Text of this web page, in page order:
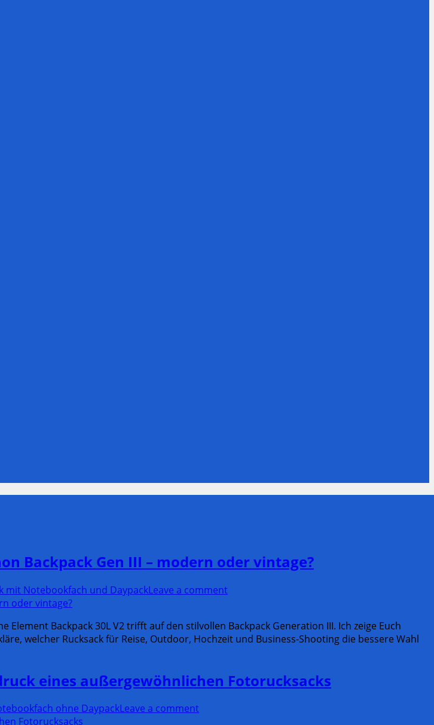
Backpack Gen III – modern oder vintage?
mit Notebookfach und DaypackLeave a comment
Backpack 30L V2 trifft auf den stilvollen Backpack Generation III. Ich zeige Euch
welcher Rucksack für Reise, Outdoor, Hochzeit und Business-Shooting die bessere Wahl
eines außergewöhnlichen Fotorucksacks
ohne DaypackLeave a comment